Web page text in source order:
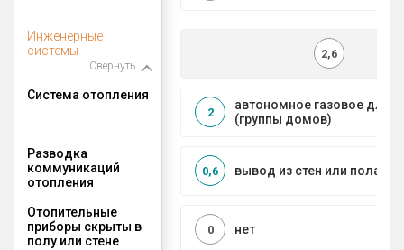
Инженерные
системы
Свернуть
2,6
Система отопления
автономное газовое для
(группы домов)
2
Разводка
коммуникаций
отопления
вывод из стен или пола
0,6
Отопительные
приборы скрыты в
полу или стене
нет
0